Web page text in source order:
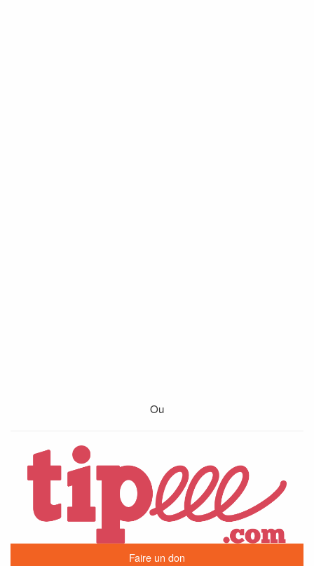
Ou
Faire un don